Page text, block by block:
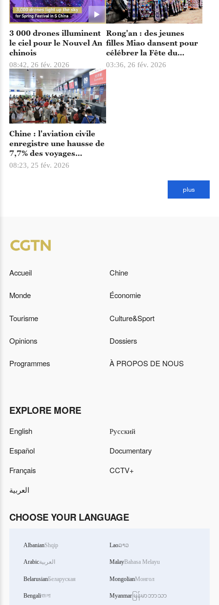
3 000 drones illuminent
le ciel pour le Nouvel An
chinois
08:42, 26 fév. 2026
Rong'an : des jeunes
filles Miao dansent pour
célébrer la Fête du
Printemps
03:36, 26 fév. 2026
Chine : l'aviation civile
enregistre une hausse de
7,7% des voyages
pendant les vacances de
08:23, 25 fév. 2026
plus
Accueil Chine
Monde Économie
Tourisme Culture&Sport
Opinions Dossiers
Programmes À PROPOS DE NOUS
EXPLORE MORE
English
Español
Français
العربية
Русский
Documentary
CCTV+
CHOOSE YOUR LANGUAGE
AlbanianShqip
Arabicالعربية
BelarusianБеларуская
Bengaliবাংলা
Laoລາວ
MalayBahasa Melayu
MongolianМонгол
Myanmar မြန်မာဘာသာ